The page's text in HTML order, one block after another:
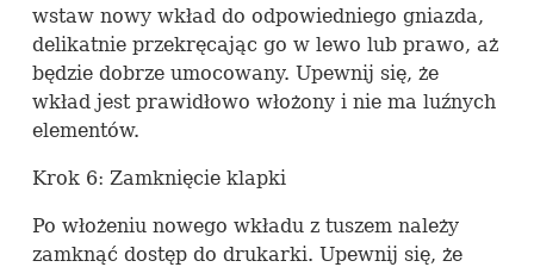
wstaw nowy wkład do odpowiedniego gniazda,
delikatnie przekręcając go w lewo lub prawo, aż
będzie dobrze umocowany. Upewnij się, że
wkład jest prawidłowo włożony i nie ma luźnych
elementów.
Krok 6: Zamknięcie klapki
Po włożeniu nowego wkładu z tuszem należy
zamknąć dostęp do drukarki. Upewnij się, że